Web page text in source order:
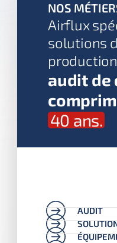
NOS
Airflux
solutions
audit de
40 ans.
AUDIT